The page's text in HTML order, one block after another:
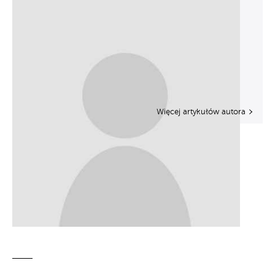
Więcej artykułów autora